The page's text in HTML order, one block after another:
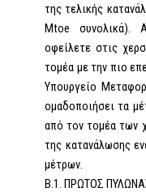
της τελικής
Mtoe συνολικά).
οφείλετε στις
τομέα με την πιο
Υπουργείο
ομαδοποιήσει τα
από τον τομέα των
της κατανάλωσης
μέτρων.
Β.1. ΠΡΩΤΟΣ